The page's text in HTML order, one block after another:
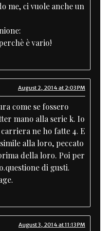
me, ci vuole anche un
è vario!
August 2, 2014 at 2:03 PM
come se fossero
mano alla serie k. Io
ne ho fatte 4. E
alla loro, peccato
della loro. Poi per
di gusti.
August 3, 2014 at 11:13 PM